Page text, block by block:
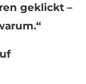
geklickt –